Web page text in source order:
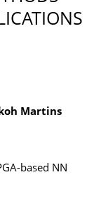
Martins
based NN